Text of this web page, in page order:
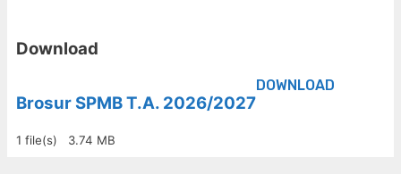
Download
Brosur SPMB T.A. 2026/2027
1 file(s) 3.74 MB
DOWNLOAD